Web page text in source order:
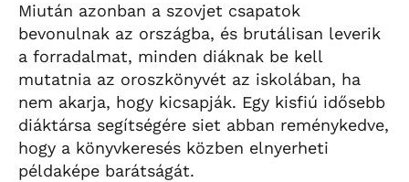
Miután azonban a szovjet csapatok
bevonulnak az országba, és brutálisan leverik
a forradalmat, minden diáknak be kell
mutatnia az oroszkönyvét az iskolában, ha
nem akarja, hogy kicsapják. Egy kisfiú idősebb
diáktársa segítségére siet abban reménykedve,
hogy a könyvkeresés közben elnyerheti
példaképe barátságát.